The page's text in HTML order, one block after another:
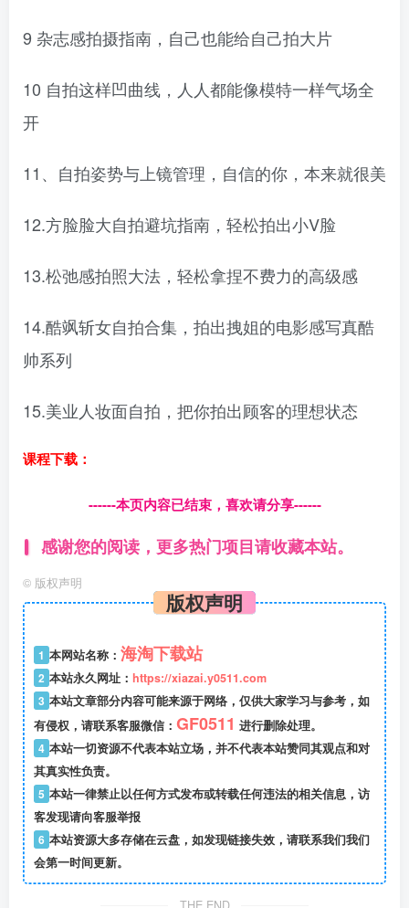
9 杂志感拍摄指南，自己也能给自己拍大片
10 自拍这样凹曲线，人人都能像模特一样气场全
开
11、自拍姿势与上镜管理，自信的你，本来就很美
12.方脸脸大自拍避坑指南，轻松拍出小V脸
13.松弛感拍照大法，轻松拿捏不费力的高级感
14.酷飒斩女自拍合集，拍出拽姐的电影感写真酷
帅系列
15.美业人妆面自拍，把你拍出顾客的理想状态
课程下载：
------本页内容已结束，喜欢请分享------
感谢您的阅读，更多热门项目请收藏本站。
© 版权声明
版权声明
1 本网站名称： 海淘下载站
2 本站永久网址： https://xiazai.y0511.com
3 本站文章部分内容可能来源于网络，仅供大家学习与参考，如
有侵权，请联系客服微信： GF0511 进行删除处理。
4 本站一切资源不代表本站立场，并不代表本站赞同其观点和对
其真实性负责。
5 本站一律禁止以任何方式发布或转载任何违法的相关信息，访
客发现请向客服举报
6 本站资源大多存储在云盘，如发现链接失效，请联系我们我们
会第一时间更新。